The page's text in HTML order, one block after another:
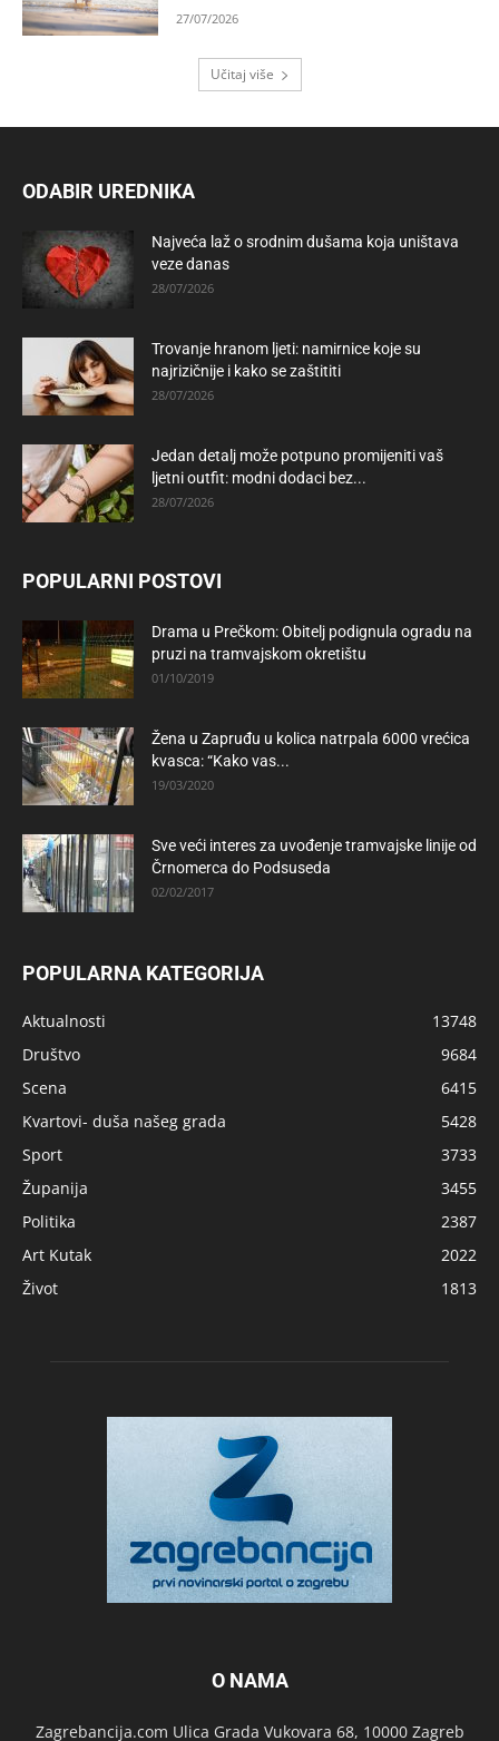
27/07/2026
Učitaj više
ODABIR UREDNIKA
Najveća laž o srodnim dušama koja uništava
veze danas
28/07/2026
Trovanje hranom ljeti: namirnice koje su
najrizičnije i kako se zaštititi
28/07/2026
Jedan detalj može potpuno promijeniti vaš
ljetni outfit: modni dodaci bez...
28/07/2026
POPULARNI POSTOVI
Drama u Prečkom: Obitelj podignula ogradu na
pruzi na tramvajskom okretištu
01/10/2019
Žena u Zapruđu u kolica natrpala 6000 vrećica
kvasca: “Kako vas...
19/03/2020
Sve veći interes za uvođenje tramvajske linije od
Črnomerca do Podsuseda
02/02/2017
POPULARNA KATEGORIJA
Aktualnosti
13748
Društvo
9684
Scena
6415
Kvartovi- duša našeg grada
5428
Sport
3733
Županija
3455
Politika
2387
Art Kutak
2022
Život
1813
O NAMA
Zagrebancija.com Ulica Grada Vukovara 68, 10000 Zagreb